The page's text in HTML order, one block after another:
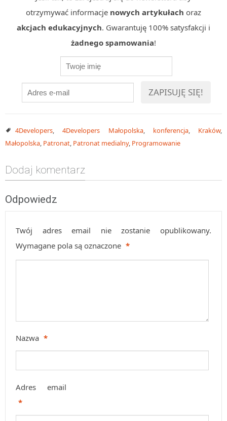
otrzymywać informacje nowych artykułach oraz
akcjach edukacyjnych. Gwarantuję 100% satysfakcji i
żadnego spamowania!
4Developers,4Developers Małopolska, konferencja, Kraków,
Małopolska, Patronat, Patronat medialny, Programowanie
Dodaj komentarz
Odpowiedz
Twój adres email nie zostanie opublikowany.
Wymagane pola są oznaczone *
Nazwa *
Adres email
*